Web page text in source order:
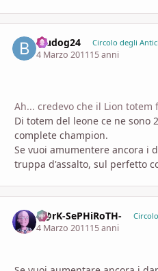
bludog24 Circolo degli
4 Marzo 201115 anni
Ah... credevo che il Lion totem
Di totem del leone ce ne sono
complete champion.
Se vuoi amumentere ancora i
truppa d'assalto, sul perfetto
D@rK-SePHiRoTH-
4 Marzo 201115 anni